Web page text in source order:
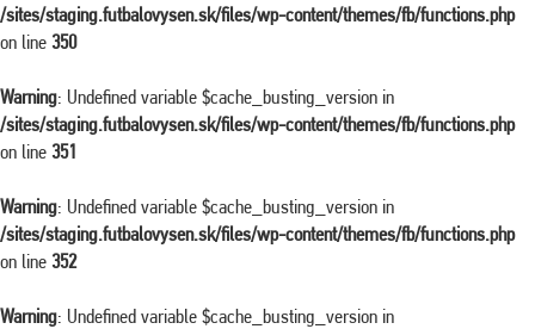
/sites/staging.futbalovysen.sk/files/wp-content/themes/fb/functions.php
on line 350
Warning: Undefined variable $cache_busting_version in
/sites/staging.futbalovysen.sk/files/wp-content/themes/fb/functions.php
on line 351
Warning: Undefined variable $cache_busting_version in
/sites/staging.futbalovysen.sk/files/wp-content/themes/fb/functions.php
on line 352
Warning: Undefined variable $cache_busting_version in